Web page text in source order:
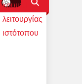
κουμπί
λειτουργίας
ιστότοπου